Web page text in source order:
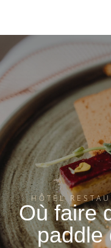
HÔTEL
Où faire
paddle